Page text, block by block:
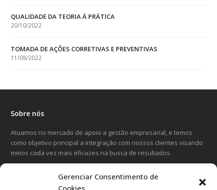
Gerenciar Consentimento de
Cookies
QUALIDADE DA TEORIA À PRÁTICA
20/10/2022
TOMADA DE AÇÕES CORRETIVAS E PREVENTIVAS
11/08/2022
Sobre nós
Atuamos no mercado de apoio a gestão empresarial, e temos
como objetivo principal a integração com nossos clientes visando
meios cada vez mais eficazes na busca de resultados.
FacebookInstagram